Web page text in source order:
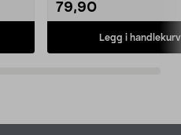
79,90
Legg i handlekurv